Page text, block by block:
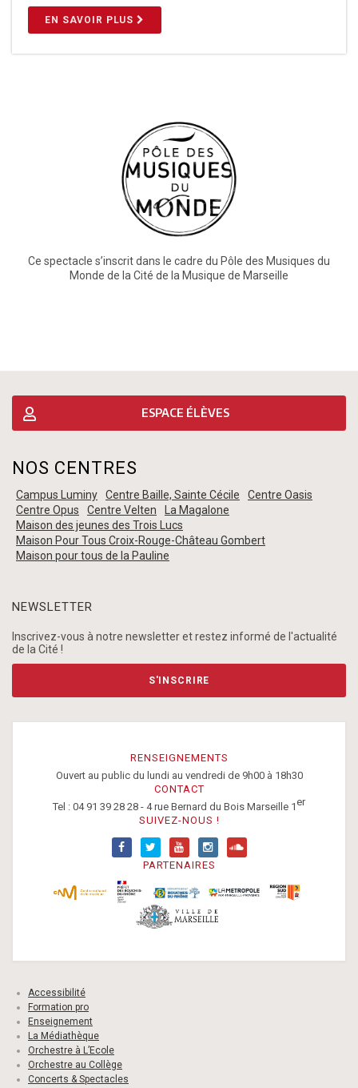
EN SAVOIR PLUS
Ce spectacle s’inscrit dans le cadre du Pôle des Musiques du
Monde de la Cité de la Musique de Marseille
ESPACE ÉLÈVES
NOS CENTRES
Campus Luminy Centre Baille, Sainte Cécile
Centre Oasis
Centre Opus
Centre Velten
La Magalone
Maison des jeunes des Trois Lucs
Maison Pour Tous Croix-Rouge-Château Gombert
Maison pour tous de la Pauline
NEWSLETTER
Inscrivez-vous à notre newsletter et restez informé de l'actualité
de la Cité !
S'INSCRIRE
RENSEIGNEMENTS
Ouvert au public du lundi au vendredi de 9h00 à 18h30
CONTACT
Tel : 04 91 39 28 28 - 4 rue Bernard du Bois Marseille 1er
SUIVEZ-NOUS !
PARTENAIRES
Accessibilité
Formation pro
Enseignement
La Médiathèque
Orchestre à L’Ecole
Orchestre au Collège
Concerts & Spectacles